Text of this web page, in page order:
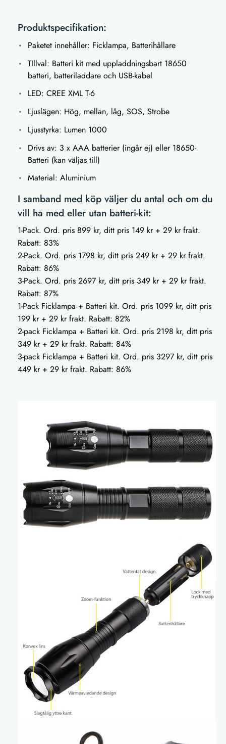
Produktspecifikation:
Paketet innehåller: Ficklampa, Batterihållare
TIllval: Batteri kit med uppladdningsbart 18650
batteri, batteriladdare och USB-kabel
LED: CREE XML T-6
Ljuslägen: Hög, mellan, låg, SOS, Strobe
Ljusstyrka: Lumen 1000
Drivs av: 3 x AAA batterier (ingår ej) eller 18650-
Batteri (kan väljas till)
Material: Aluminium
I samband med köp väljer du antal och om du
vill ha med eller utan batteri-kit:
1-Pack. Ord. pris 899 kr, ditt pris 149 kr + 29 kr frakt.
Rabatt: 83%
2-Pack. Ord. pris 1798 kr, ditt pris 249 kr + 29 kr frakt.
Rabatt: 86%
3-Pack. Ord. pris 2697 kr, ditt pris 349 kr + 29 kr frakt.
Rabatt: 87%
1-Pack Ficklampa + Batteri kit. Ord. pris 1099 kr, ditt pris
199 kr + 29 kr frakt. Rabatt: 82%
2-pack Ficklampa + Batteri kit. Ord. pris 2198 kr, ditt pris
349 kr + 29 kr frakt. Rabatt: 84%
3-pack Ficklampa + Batteri kit. Ord. pris 3297 kr, ditt pris
449 kr + 29 kr frakt. Rabatt: 86%